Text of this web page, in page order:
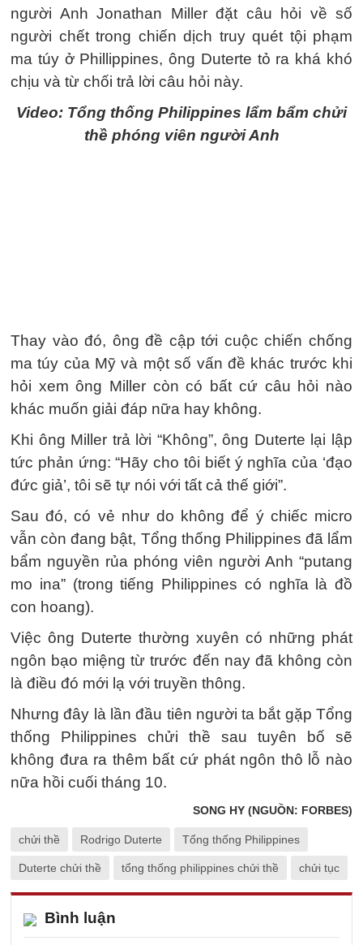
người Anh Jonathan Miller đặt câu hỏi về số
người chết trong chiến dịch truy quét tội phạm
ma túy ở Phillippines, ông Duterte tỏ ra khá khó
chịu và từ chối trả lời câu hỏi này.
Video: Tổng thống Philippines lẩm bẩm chửi
thề phóng viên người Anh
Thay vào đó, ông đề cập tới cuộc chiến chống
ma túy của Mỹ và một số vấn đề khác trước khi
hỏi xem ông Miller còn có bất cứ câu hỏi nào
khác muốn giải đáp nữa hay không.
Khi ông Miller trả lời “Không”, ông Duterte lại lập
tức phản ứng: “Hãy cho tôi biết ý nghĩa của ‘đạo
đức giả’, tôi sẽ tự nói với tất cả thế giới”.
Sau đó, có vẻ như do không để ý chiếc micro
vẫn còn đang bật, Tổng thống Philippines đã lẩm
bẩm nguyền rủa phóng viên người Anh “putang
mo ina” (trong tiếng Philippines có nghĩa là đồ
con hoang).
Việc ông Duterte thường xuyên có những phát
ngôn bạo miệng từ trước đến nay đã không còn
là điều đó mới lạ với truyền thông.
Nhưng đây là lần đầu tiên người ta bắt gặp Tổng
thống Philippines chửi thề sau tuyên bố sẽ
không đưa ra thêm bất cứ phát ngôn thô lỗ nào
nữa hồi cuối tháng 10.
SONG HY (NGUỒN: FORBES)
chửi thề Rodrigo Duterte Tổng thống Philippines
Duterte chửi thề tổng thống philippines chửi thề chửi tục
Bình luận